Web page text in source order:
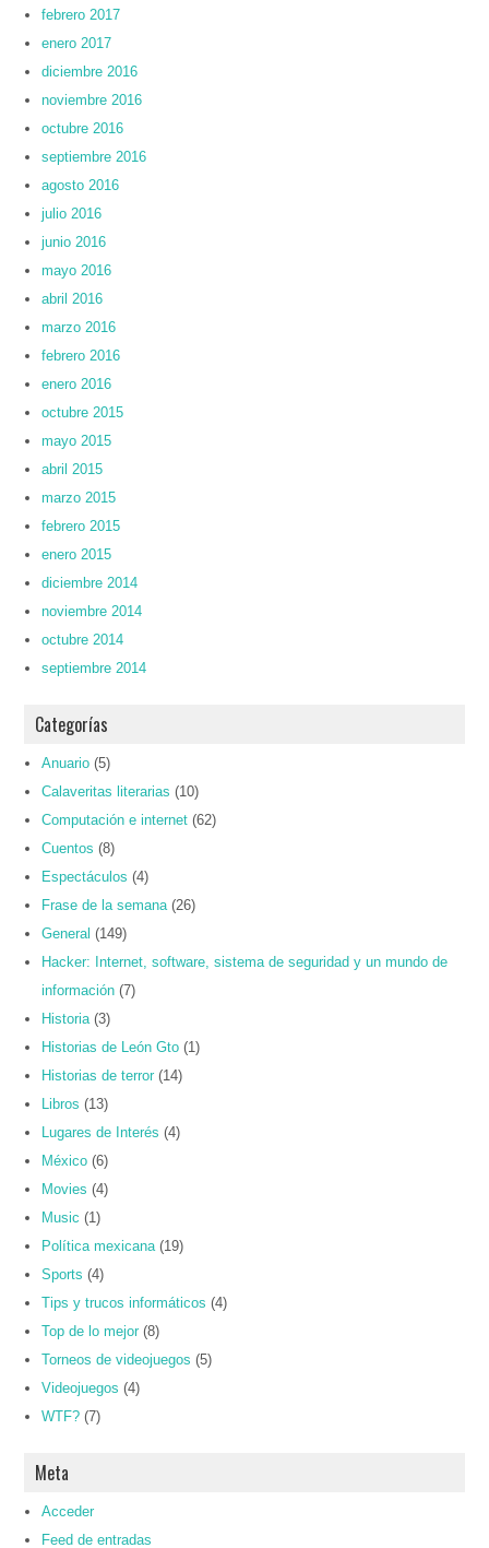
febrero 2017
enero 2017
diciembre 2016
noviembre 2016
octubre 2016
septiembre 2016
agosto 2016
julio 2016
junio 2016
mayo 2016
abril 2016
marzo 2016
febrero 2016
enero 2016
octubre 2015
mayo 2015
abril 2015
marzo 2015
febrero 2015
enero 2015
diciembre 2014
noviembre 2014
octubre 2014
septiembre 2014
Categorías
Anuario (5)
Calaveritas literarias (10)
Computación e internet (62)
Cuentos (8)
Espectáculos (4)
Frase de la semana (26)
General (149)
Hacker: Internet, software, sistema de seguridad y un mundo de
información (7)
Historia (3)
Historias de León Gto (1)
Historias de terror (14)
Libros (13)
Lugares de Interés (4)
México (6)
Movies (4)
Music (1)
Política mexicana (19)
Sports (4)
Tips y trucos informáticos (4)
Top de lo mejor (8)
Torneos de videojuegos (5)
Videojuegos (4)
WTF? (7)
Meta
Acceder
Feed de entradas